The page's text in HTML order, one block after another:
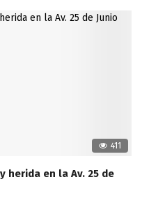
411
herida en la Av. 25 de